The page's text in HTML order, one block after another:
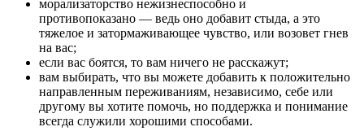
морализаторство нежизнеспособно и
противопоказано — ведь оно добавит стыда, а это
тяжелое и затормаживающее чувство, или возовет гнев
на вас;
если вас боятся, то вам ничего не расскажут;
вам выбирать, что вы можете добавить к положительно
направленным переживаниям, независимо, себе или
другому вы хотите помочь, но поддержка и понимание
всегда служили хорошими способами.